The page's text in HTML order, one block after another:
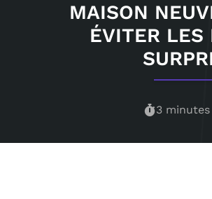
MAISON
ÉVITER LES
3